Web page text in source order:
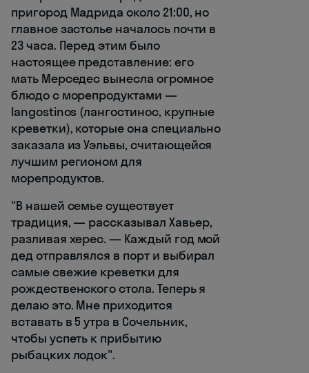
пригород Мадрида около 21:00, но
главное застолье началось почти в
23 часа. Перед этим было
настоящее представление: его
мать Мерседес вынесла огромное
блюдо с морепродуктами —
langostinos (лангостинос, крупные
креветки), которые она специально
заказала из Уэльвы, считающейся
лучшим регионом для
морепродуктов.
"В нашей семье существует
традиция, — рассказывал Хавьер,
разливая херес. — Каждый год мой
дед отправлялся в порт и выбирал
самые свежие креветки для
рождественского стола. Теперь я
делаю это. Мне приходится
вставать в 5 утра в Сочельник,
чтобы успеть к прибытию
рыбацких лодок".